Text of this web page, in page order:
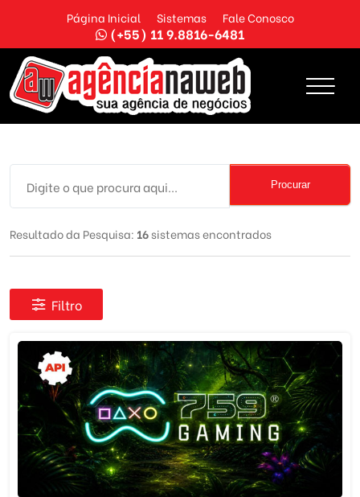
Página Inicial Sistemas Fale Conosco
(+55) 11 9.8816-6481
Procurar
Resultado da Pesquisa: 16sistemas encontrados
Filtro